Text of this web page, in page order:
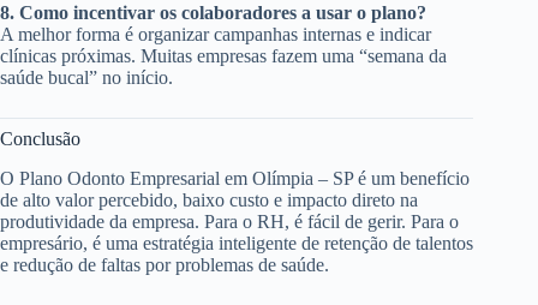
8. Como incentivar os colaboradores a usar o plano?
A melhor forma é organizar campanhas internas e indicar
clínicas próximas. Muitas empresas fazem uma “semana da
saúde bucal” no início.
Conclusão
O Plano Odonto Empresarial em Olímpia – SP é um benefício
de alto valor percebido, baixo custo e impacto direto na
produtividade da empresa. Para o RH, é fácil de gerir. Para o
empresário, é uma estratégia inteligente de retenção de talentos
e redução de faltas por problemas de saúde.